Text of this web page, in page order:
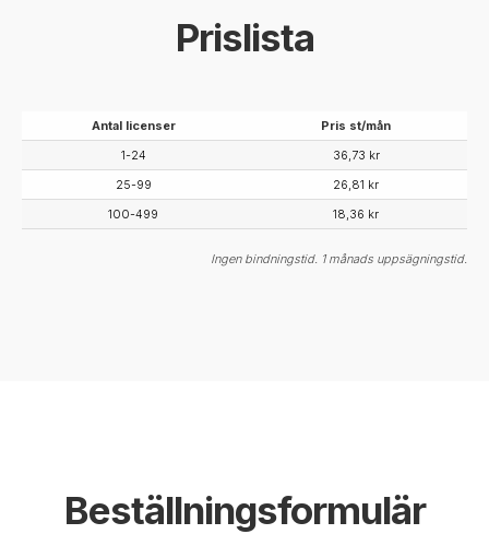
Prislista
Antal licenser
Pris st/mån
1-24
36,73 kr
25-99
26,81 kr
100-499
18,36 kr
Ingen bindningstid. 1 månads uppsägningstid.
Beställningsformulär